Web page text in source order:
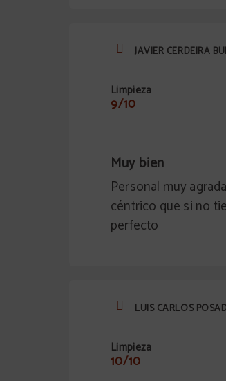
JAVIER CERDEIRA
Limpieza
9/10
Muy bien
Personal muy
céntrico que si no
perfecto
LUIS CARLOS
Limpieza
10/10